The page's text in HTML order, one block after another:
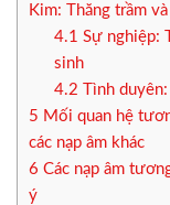
Kim: Thăng trầm
4.1 Sự nghiệp:
sinh
4.2 Tình
5 Mối quan hệ
các nạp âm khác
6 Các nạp âm
ý